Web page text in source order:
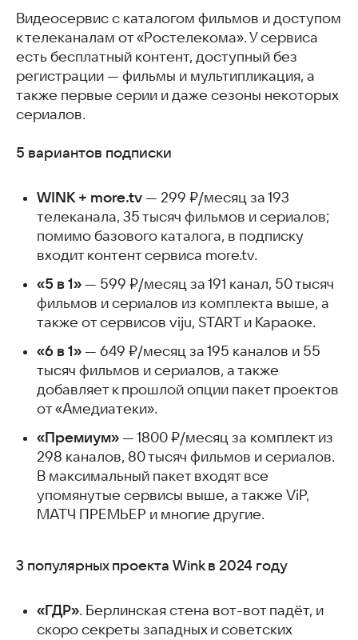
Видеосервис с каталогом фильмов и доступом
к телеканалам от «Ростелекома». У сервиса
есть бесплатный контент, доступный без
регистрации — фильмы и мультипликация, а
также первые серии и даже сезоны некоторых
сериалов.
5 вариантов подписки
WINK + more.tv — 299 ₽/месяц за 193
телеканала, 35 тысяч фильмов и сериалов;
помимо базового каталога, в подписку
входит контент сервиса more.tv.
«5 в 1» — 599 ₽/месяц за 191 канал, 50 тысяч
фильмов и сериалов из комплекта выше, а
также от сервисов viju, START и Караоке.
«6 в 1» — 649 ₽/месяц за 195 каналов и 55
тысяч фильмов и сериалов, а также
добавляет к прошлой опции пакет проектов
от «Амедиатеки».
«Премиум» — 1800 ₽/месяц за комплект из
298 каналов, 80 тысяч фильмов и сериалов.
В максимальный пакет входят все
упомянутые сервисы выше, а также ViP,
МАТЧ ПРЕМЬЕР и многие другие.
3 популярных проекта Wink в 2024 году
«ГДР». Берлинская стена вот-вот падёт, и
скоро секреты западных и советских